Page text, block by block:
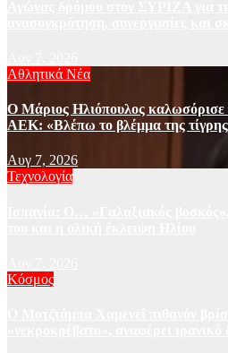
Αθλητικά Νέα
Ο Μάριος Ηλιόπουλος
ΑΕΚ: «Βλέπω το βλέμμα της
Αυγ 7, 2026
Τεχνολογία
Κόσμος